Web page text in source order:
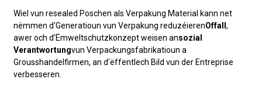
Wiel vun resealed Poschen als Verpakung Material kann net
nëmmen d'Generatioun vun Verpakung reduzéierenOffall,
awer och d'Ëmweltschutzkonzept weisen ansozial
Verantwortungvun Verpackungsfabrikatioun a
Grousshandelfirmen, an d'ëffentlech Bild vun der Entreprise
verbesseren.